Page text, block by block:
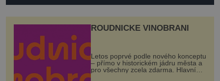
ROUDNICKÉ VINOBRANÍ
Letos poprvé podle nového konceptu
– přímo v historickém jádru města a
pro všechny zcela zdarma. Hlavní
program se odehraje na Karlově a